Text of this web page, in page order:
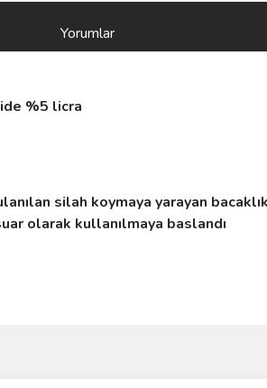
Yorumlar
%5 licra
silah koymaya yarayan
olarak kullanılmaya baslandı